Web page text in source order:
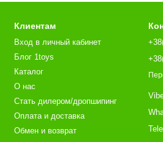
Клиентам
Вход в личный кабинет
Блог 1toys
Каталог
О нас
Стать дилером/дропшипинг
Оплата и доставка
Обмен и возврат